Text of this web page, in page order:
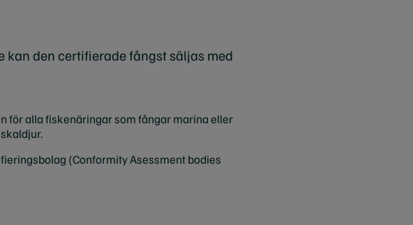
den certifierade fångst säljas med
för alla fiskenäringar som fångar marina eller
(Conformity Asessment bodies